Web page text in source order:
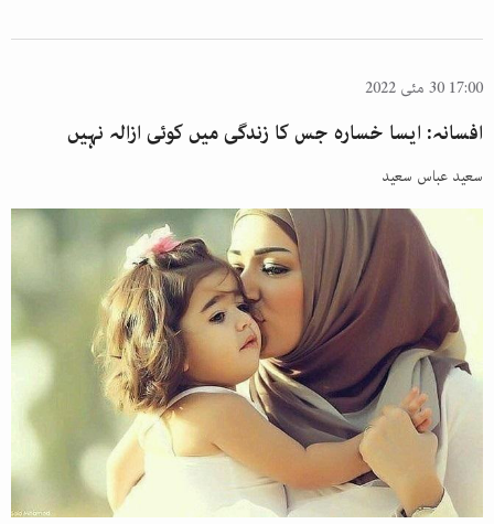
17:00 30 مئی 2022
افسانہ: ایسا خسارہ جس کا زندگی میں کوئی ازالہ نہیں
سعید عباس سعید